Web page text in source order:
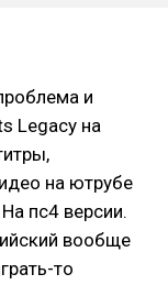
и
Legacy на
на ютрубе
пс4 версии.
вообще
то